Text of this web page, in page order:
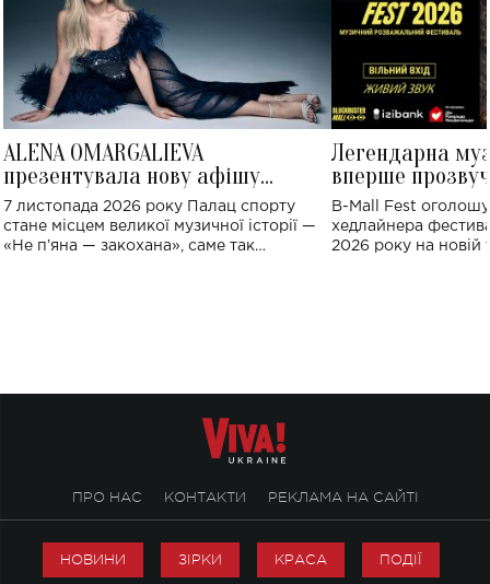
ALENA OMARGALIEVA
презентувала нову афішу
великого концерту в Палаці
спорту
7 листопада 2026 року Палац спорту
стане місцем великої музичної історії —
«Не пʼяна — закохана», саме так
Легендарна
вперше
Україні: де
B-Mall Fest
хедлайнера
2026 року на новій
ПРО НАС КОНТАКТИ РЕКЛАМА НА САЙТІ
НОВИНИ ЗІРКИ КРАСА ПОДІЇ